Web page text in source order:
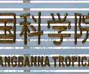
通知公告
西园历史
数字园区